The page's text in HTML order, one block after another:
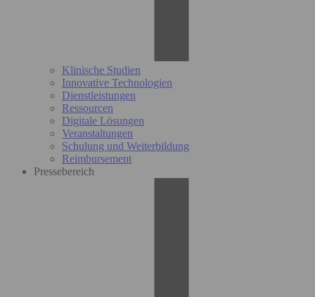
Klinische Studien
Innovative Technologien
Dienstleistungen
Ressourcen
Digitale Lösungen
Veranstaltungen
Schulung und Weiterbildung
Reimbursement
Pressebereich